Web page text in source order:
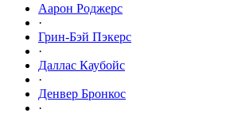
Аарон Роджерс
·
Грин-Бэй Пэкерс
·
Даллас Каубойс
·
Денвер Бронкос
·